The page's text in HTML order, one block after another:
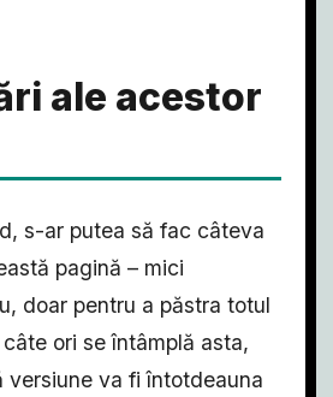
ale acestor
s-ar putea să fac câteva
pagină – mici
doar pentru a păstra totul
ori se întâmplă asta,
versiune va fi întotdeauna